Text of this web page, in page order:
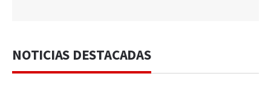
NOTICIAS DESTACADAS